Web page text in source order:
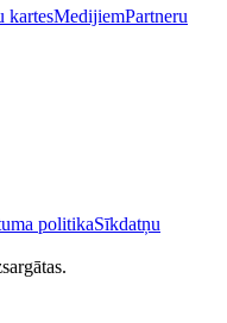
kartesMedijiemPartneru
politikaSīkdatņu